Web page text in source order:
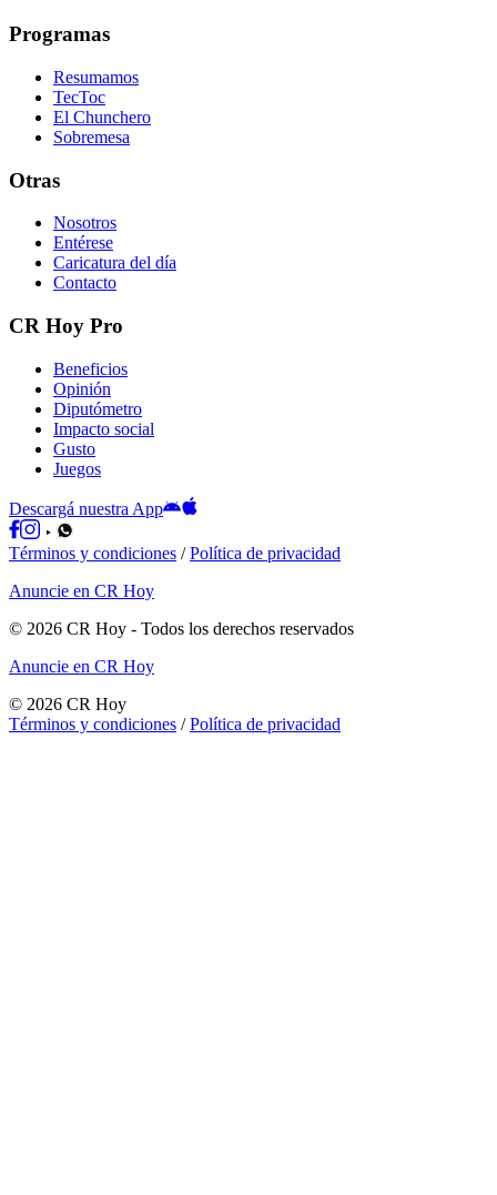
Programas
Resumamos
TecToc
El Chunchero
Sobremesa
Otras
Nosotros
Entérese
Caricatura del día
Contacto
CR Hoy Pro
Beneficios
Opinión
Diputómetro
Impacto social
Gusto
Juegos
Descargá nuestra App
Términos y condiciones /Política de privacidad
Anuncie en CR Hoy
© 2026 CR Hoy - Todos los derechos reservados
Anuncie en CR Hoy
© 2026 CR Hoy
Términos y condiciones /Política de privacidad